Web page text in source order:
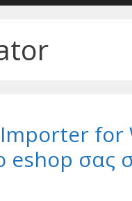
for
eshop σας